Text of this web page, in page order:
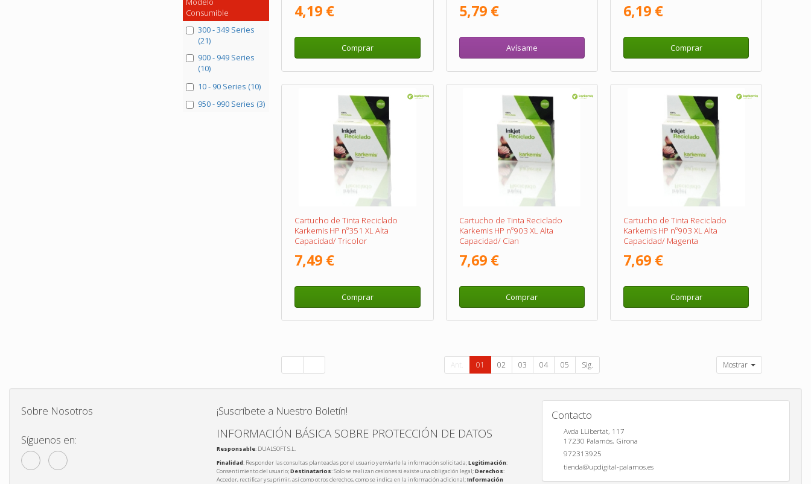
Consumible
300 - 349 Series
(21)
900 - 949 Series
(10)
10 - 90 Series (10)
950 - 990 Series (3)
4,19 €
Comprar
5,79 €
Avísame
6,19 €
Comprar
Cartucho de Tinta Reciclado
Karkemis HP nº351 XL Alta
Capacidad/ Tricolor
7,49 €
Comprar
Cartucho de Tinta Reciclado
Karkemis HP nº903 XL Alta
Capacidad/ Cian
7,69 €
Comprar
Cartucho de Tinta Reciclado
Karkemis HP nº903 XL Alta
Capacidad/ Magenta
7,69 €
Comprar
Ant. 01 02 03 04 05 Sig. Mostrar
Sobre Nosotros
Síguenos en:
¡Suscríbete a Nuestro Boletín!
INFORMACIÓN BÁSICA SOBRE PROTECCIÓN DE DATOS
Responsable: DUALSOFT S.L.
Finalidad: Responder las consultas planteadas por el usuario y enviarle la información solicitada;Legitimación:
Consentimiento del usuario;Destinatarios: Solo se realizan cesiones si existe una obligación legal;Derechos:
Acceder, rectificar y suprimir, así como otros derechos, como se indica en la información adicional;Información
Contacto
Avda LLibertat, 117
17230 Palamós, Girona
972313925
tienda@updigital-palamos.es